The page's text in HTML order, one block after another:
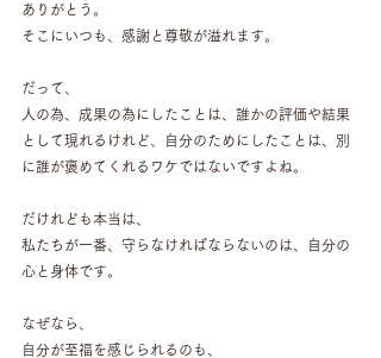
ありがとう。
そこにいつも、感謝と尊敬が溢れます。
だって、
人の為、成果の為にしたことは、誰かの評価や結果
として現れるけれど、自分のためにしたことは、別
に誰が褒めてくれるワケではないですよね。
だけれども本当は、
私たちが一番、守らなければならないのは、自分の
心と身体です。
なぜなら、
自分が至福を感じられるのも、